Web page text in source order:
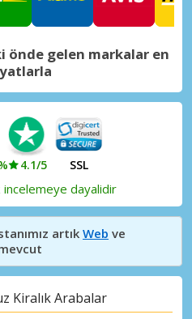
önde gelen markalar en
4.1/5 SSL
incelemeye dayalidir
artık Web ve
Kiralık Arabalar